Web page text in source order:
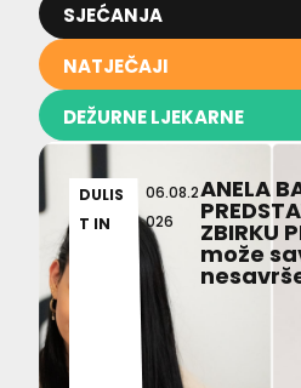
SJEĆANJA
NATJEČAJI
DEŽURNE LJEKARNE
DULIS
T IN
06.08.2
026
ANELA
ZBIRKU
može